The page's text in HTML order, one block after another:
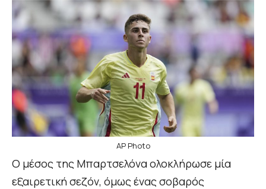
AP Photo
Ο μέσος της Μπαρτσελόνα ολοκλήρωσε μία
εξαιρετική σεζόν, όμως ένας σοβαρός